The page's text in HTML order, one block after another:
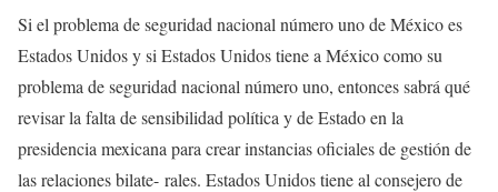
Si el problema de seguridad nacional número uno de México es
Estados Unidos y si Estados Unidos tiene a México como su
problema de seguridad nacional número uno, entonces sabrá qué
revisar la falta de sensibilidad política y de Estado en la
presidencia mexicana para crear instancias oficiales de gestión de
las relaciones bilate- rales. Estados Unidos tiene al consejero de